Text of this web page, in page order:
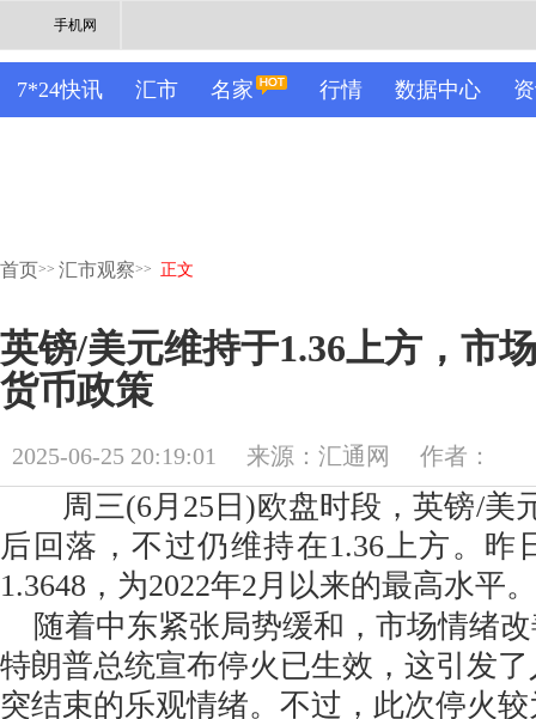
手机网
7*24快讯 汇市 名家 行情 数据中心
首页>> 汇市观察>> 正文
英镑/美元维持于1.36上方，市
货币政策
2025-06-25 20:19:01 来源：汇通网 作者：
周三(6月25日)欧盘时段，英镑/美
后回落，不过仍维持在1.36上方。昨
1.3648，为2022年2月以来的最高水平。
随着中东紧张局势缓和，市场情绪
特朗普总统宣布停火已生效，这引发
突结束的乐观情绪。不过，此次停火